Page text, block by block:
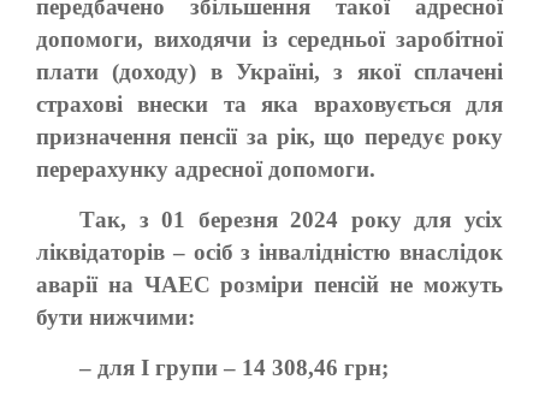
передбачено збільшення такої адресної
допомоги, виходячи із середньої заробітної
плати (доходу) в Україні, з якої сплачені
страхові внески та яка враховується для
призначення пенсії за рік, що передує року
перерахунку адресної допомоги.
Так, з 01 березня 2024 року для усіх
ліквідаторів – осіб з інвалідністю внаслідок
аварії на ЧАЕС розміри пенсій не можуть
бути нижчими:
– для І групи – 14 308,46 грн;